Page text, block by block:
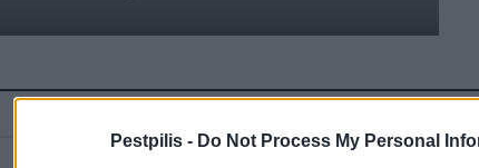
Pestpilis - Do Not Process My Personal